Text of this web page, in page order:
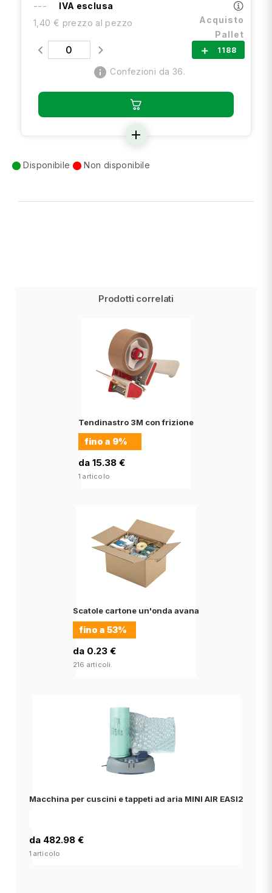
---
IVA esclusa
1,40 € prezzo al pezzo
add 1188
Acquisto
Pallet
info Confezioni da 36.
add
Disponibile Non disponibile
Prodotti correlati
Tendinastro 3M con frizione
fino a 9%
da 15.38 €
1 articolo
Scatole cartone un'onda avana
fino a 53%
da 0.23 €
216 articoli.
Macchina per cuscini e tappeti ad aria MINI AIR EASI2
da 482.98 €
1 articolo